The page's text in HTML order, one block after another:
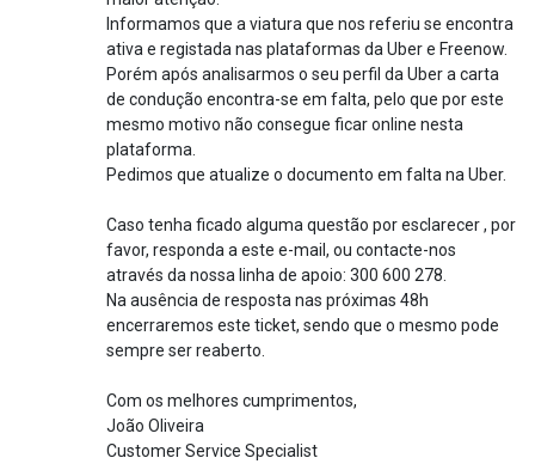
Informamos que a viatura que nos referiu se encontra
ativa e registada nas plataformas da Uber e Freenow.
Porém após analisarmos o seu perfil da Uber a carta
de condução encontra-se em falta, pelo que por este
mesmo motivo não consegue ficar online nesta
plataforma.
Pedimos que atualize o documento em falta na Uber.
Caso tenha ficado alguma questão por esclarecer , por
favor, responda a este e-mail, ou contacte-nos
através da nossa linha de apoio: 300 600 278.
Na ausência de resposta nas próximas 48h
encerraremos este ticket, sendo que o mesmo pode
sempre ser reaberto.
Com os melhores cumprimentos,
João Oliveira
Customer Service Specialist